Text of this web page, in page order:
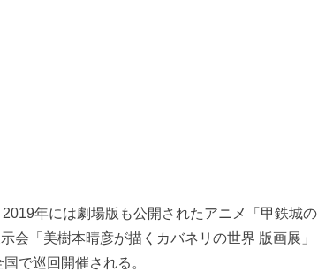
年には劇場版も公開されたアニメ「甲鉄城の
会「美樹本晴彦が描くカバネリの世界 版画展」
で巡回開催される。